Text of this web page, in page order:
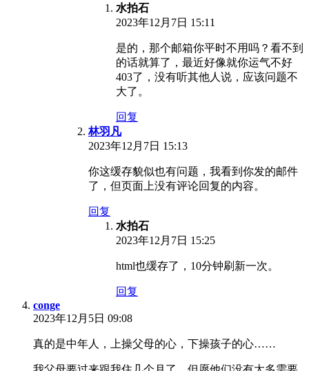
水拍石
2023年12月7日 15:11
是的，那个邮箱你平时不用吗？看不到
的话就算了，最近好像就你运气不好
403了，没有听其他人说，应该问题不
大了。
回复
林羽凡
2023年12月7日 15:13
你这缓存貌似也有问题，我看到你发的邮件
了，但页面上没有评论回复的内容。
回复
水拍石
2023年12月7日 15:25
html也缓存了，10分钟刷新一次。
回复
conge
2023年12月5日 09:08
真的是中年人，上操父母的心，下操孩子的心……